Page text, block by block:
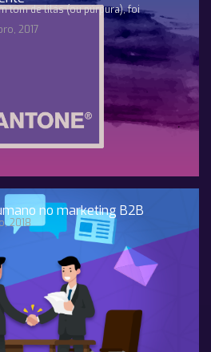
tom de lilás (ou púrpura), foi
2017
no marketing B2B
2018